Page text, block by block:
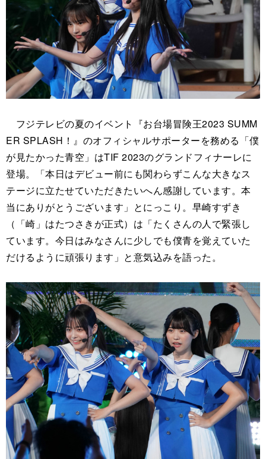
フジテレビの夏のイベント『お台場冒険王2023 SUMM
ER SPLASH！』のオフィシャルサポーターを務める「僕
が見たかった青空」はTIF 2023のグランドフィナーレに
登場。「本日はデビュー前にも関わらずこんな大きなス
テージに立たせていただきたいへん感謝しています。本
当にありがとうございます」とにっこり。早崎すずき
（「崎」はたつさきが正式）は「たくさんの人で緊張し
ています。今日はみなさんに少しでも僕青を覚えていた
だけるように頑張ります」と意気込みを語った。